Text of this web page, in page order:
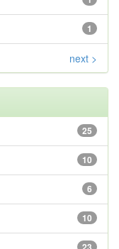
1
next >
25
10
6
10